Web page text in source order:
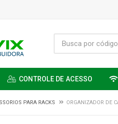
CONTROLE DE ACESSO
PARA RACKS ORGANIZADOR DE